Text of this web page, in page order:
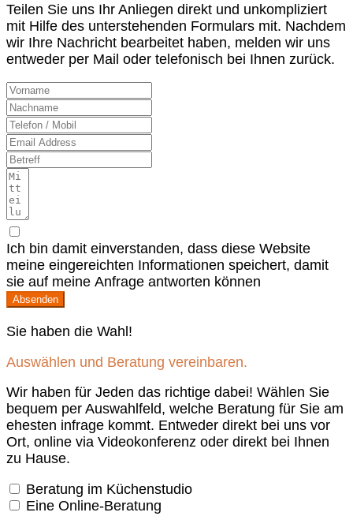
Teilen Sie uns Ihr Anliegen direkt und unkompliziert
mit Hilfe des unterstehenden Formulars mit. Nachdem
wir Ihre Nachricht bearbeitet haben, melden wir uns
entweder per Mail oder telefonisch bei Ihnen zurück.
Ich bin damit einverstanden, dass diese Website
meine eingereichten Informationen speichert, damit
sie auf meine Anfrage antworten können
Absenden
Sie haben die Wahl!
Auswählen und Beratung vereinbaren.
Wir haben für Jeden das richtige dabei! Wählen Sie
bequem per Auswahlfeld, welche Beratung für Sie am
ehesten infrage kommt. Entweder direkt bei uns vor
Ort, online via Videokonferenz oder direkt bei Ihnen
zu Hause.
Beratung im Küchenstudio
Eine Online-Beratung